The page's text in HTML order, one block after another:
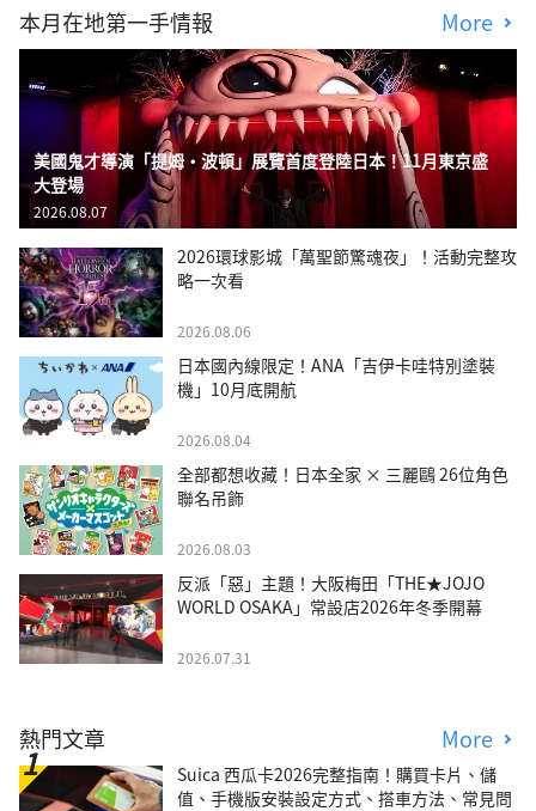
本月在地第一手情報 More
美國鬼才導演「提姆・波頓」展覽首度登陸日本！11月東京盛
大登場
2026.08.07
2026環球影城「萬聖節驚魂夜」！活動完整攻
略一次看
2026.08.06
日本國內線限定！ANA「吉伊卡哇特別塗裝
機」10月底開航
2026.08.04
全部都想收藏！日本全家 × 三麗鷗 26位角色
聯名吊飾
2026.08.03
反派「惡」主題！大阪梅田「THE★JOJO
WORLD OSAKA」常設店2026年冬季開幕
2026.07.31
熱門文章 More
Suica 西瓜卡2026完整指南！購買卡片、儲
值、手機版安裝設定方式、搭車方法、常見問